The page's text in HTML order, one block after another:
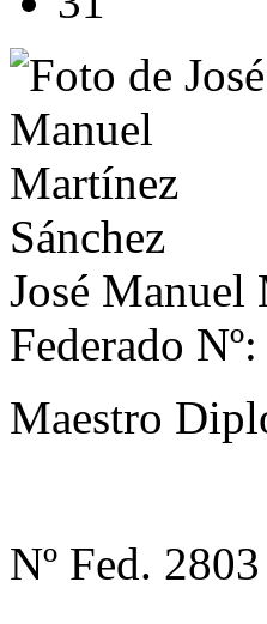
José Manuel
Federado Nº:
Maestro
Nº Fed. 2803